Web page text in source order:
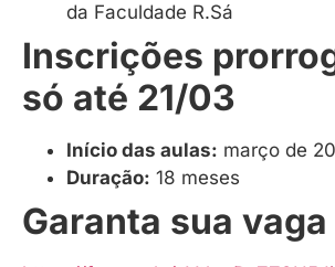
da Faculdade R.Sá
Inscrições
só até 21/03
Início das aulas: março de
Duração: 18 meses
Garanta sua